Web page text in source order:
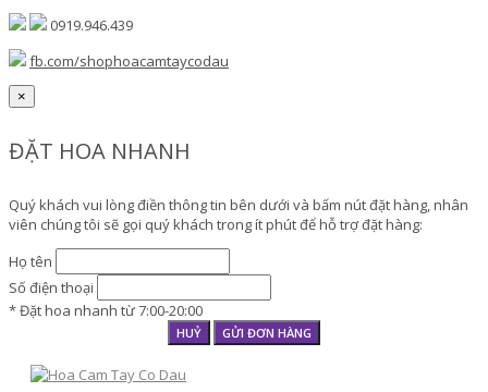
0919.946.439
fb.com/shophoacamtaycodau
×
ĐẶT HOA NHANH
Quý khách vui lòng điền thông tin bên dưới và bấm nút đặt hàng, nhân
viên chúng tôi sẽ gọi quý khách trong ít phút để hỗ trợ đặt hàng:
Họ tên
Số điện thoại
* Đặt hoa nhanh từ 7:00-20:00
HUỶ GỬI ĐƠN HÀNG